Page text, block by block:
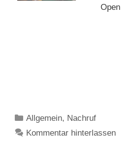
Open
Kategorien
Allgemein, Nachruf
Kommentar hinterlassen